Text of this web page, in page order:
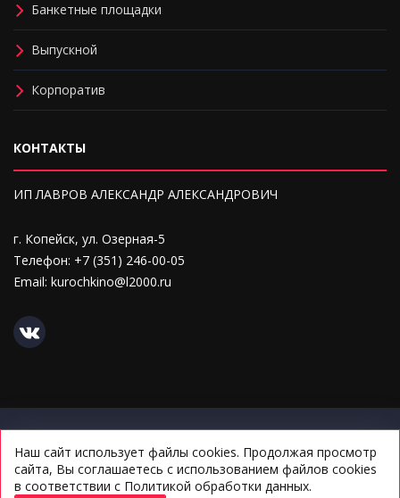
Банкетные площадки
Выпускной
Корпоратив
КОНТАКТЫ
ИП ЛАВРОВ АЛЕКСАНДР АЛЕКСАНДРОВИЧ
г. Копейск, ул. Озерная-5
Телефон: +7 (351) 246-00-05
Email: kurochkino@l2000.ru
Политика конфиденциальности персональных данных
Соглашение на обработку персональных данных
Наш сайт использует файлы cookies. Продолжая просмотр
сайта, Вы соглашаетесь с использованием файлов cookies
в соответствии с Политикой обработки данных.